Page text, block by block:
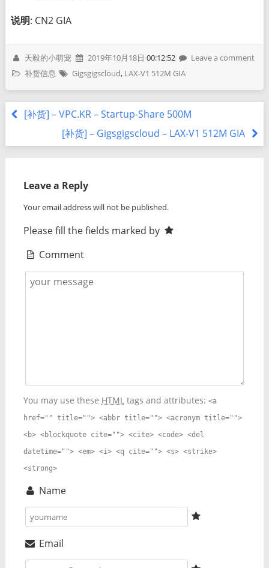
说明: CN2 GIA
天毅的小萌宠 2019年10月18日 00:12:52
Leave a comment
补货信息
Gigsgigscloud, LAX-V1 512M GIA
[补货] – VPC.KR – Startup-Share 500M
[补货] – Gigsgigscloud – LAX-V1 512M GIA
Leave a Reply
Your email address will not be published.
Please fill the fields marked by
Comment
You may use these HTMLtags and attributes: <a
href="" title=""> <abbr title=""> <acronym title="">
<b> <blockquote cite=""> <cite> <code> <del
datetime=""> <em> <i> <q cite=""> <s> <strike>
<strong>
Name
Email